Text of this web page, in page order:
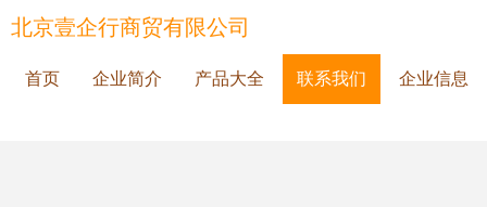
北京壹企行商贸有限公司
首页 企业简介 产品大全 联系我们 企业信息